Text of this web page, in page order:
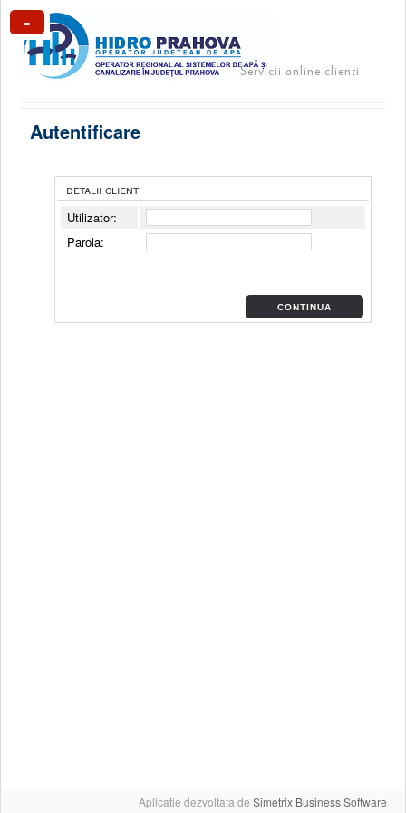
Servicii online clienti
=
Autentificare
detalii client
Utilizator:
Parola:
CONTINUA
Aplicatie dezvoltata de Simetrix Business Software